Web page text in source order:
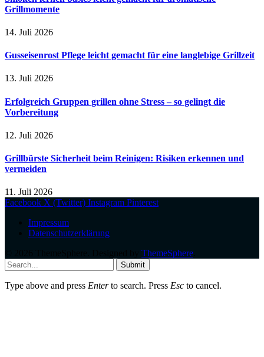
Grillmomente
14. Juli 2026
Gusseisenrost Pflege leicht gemacht für eine langlebige Grillzeit
13. Juli 2026
Erfolgreich Gruppen grillen ohne Stress – so gelingt die
Vorbereitung
12. Juli 2026
Grillbürste Sicherheit beim Reinigen: Risiken erkennen und
vermeiden
11. Juli 2026
Facebook X (Twitter) Instagram Pinterest
Impressum
Datenschutzerklärung
ThemeSphere
Submit
Type above and press Enterto search. Press Esc to cancel.